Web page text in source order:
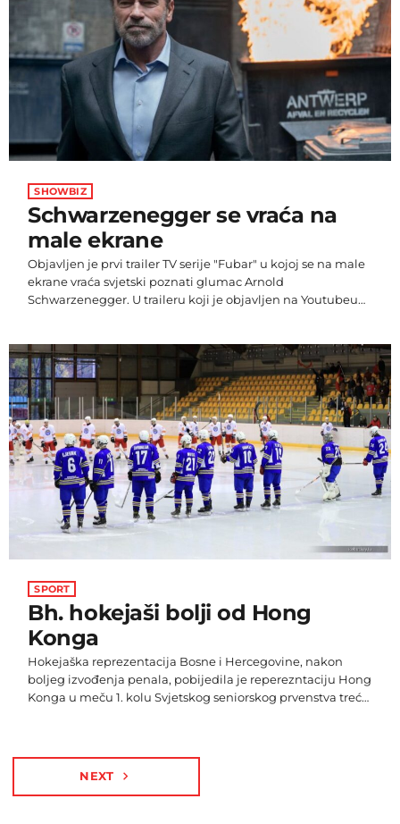
Muskovo bogatstvo se procjenjuje na 187,1 milijardu […]
SHOWBIZ
Schwarzenegger se vraća na
male ekrane
Objavljen je prvi trailer TV serije "Fubar" u kojoj se na male
ekrane vraća svjetski poznati glumac Arnold
Schwarzenegger. U traileru koji je objavljen na Youtubeu
TV seriji na digitalnoj platformi u kojoj glumi
Schwarzenegger, glume još Monica Barbaro, Fortune
Feimster i Andy Buckley. Akcijska humoristična serija
govori o tome što […]
SPORT
Bh. hokejaši bolji od Hong
Konga
Hokejaška reprezentacija Bosne i Hercegovine, nakon
boljeg izvođenja penala, pobijedila je reperezntaciju Hong
Konga u meču 1. kolu Svjetskog seniorskog prvenstva treće
centra Skenderija. Osim naše reprezentacije i Hong Konga,
NEXT navigate_next